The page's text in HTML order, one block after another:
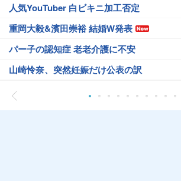
人気YouTuber 白ビキニ加工否定
重岡大毅&濱田崇裕 結婚W発表
パー子の認知症 老老介護に不安
山崎怜奈、突然妊娠だけ公表の訳